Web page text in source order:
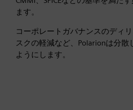
ます。
コーポレートガバナンスのディ
スクの軽減など、Polarionは分
ようにします。